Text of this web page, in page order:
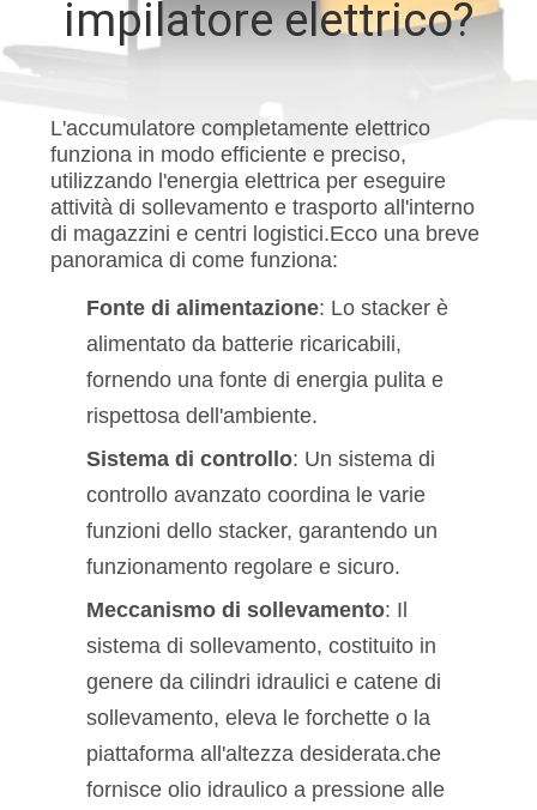
FABBRICA
QUALITÀ
CONTATTICI
NOTIZIE
RICHIEDA
UNA
CITAZIONE
MAPPA
PRIVACY
POLICY
impilatore elettrico?
L'accumulatore completamente elettrico
funziona in modo efficiente e preciso,
utilizzando l'energia elettrica per eseguire
attività di sollevamento e trasporto all'interno
di magazzini e centri logistici.Ecco una breve
panoramica di come funziona:
Fonte di alimentazione: Lo stacker è
alimentato da batterie ricaricabili,
fornendo una fonte di energia pulita e
rispettosa dell'ambiente.
Sistema di controllo: Un sistema di
controllo avanzato coordina le varie
funzioni dello stacker, garantendo un
funzionamento regolare e sicuro.
Meccanismo di sollevamento: Il
sistema di sollevamento, costituito in
genere da cilindri idraulici e catene di
sollevamento, eleva le forchette o la
piattaforma all'altezza desiderata.che
fornisce olio idraulico a pressione alle